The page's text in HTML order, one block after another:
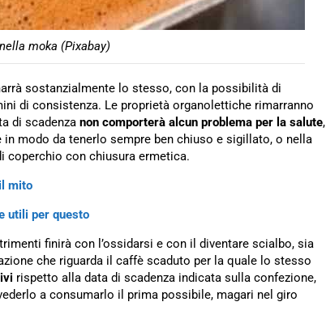
moka (Pixabay)
sostanzialmente lo stesso, con la possibilità di
di consistenza. Le proprietà organolettiche rimarranno
di scadenza non comporterà alcun problema per la salute,
modo da tenerlo sempre ben chiuso e sigillato, o nella
coperchio con chiusura ermetica.
mito
utili per questo
finirà con l’ossidarsi e con il diventare scialbo, sia
che riguarda il caffè scaduto per la quale lo stesso
rispetto alla data di scadenza indicata sulla confezione,
a consumarlo il prima possibile, magari nel giro